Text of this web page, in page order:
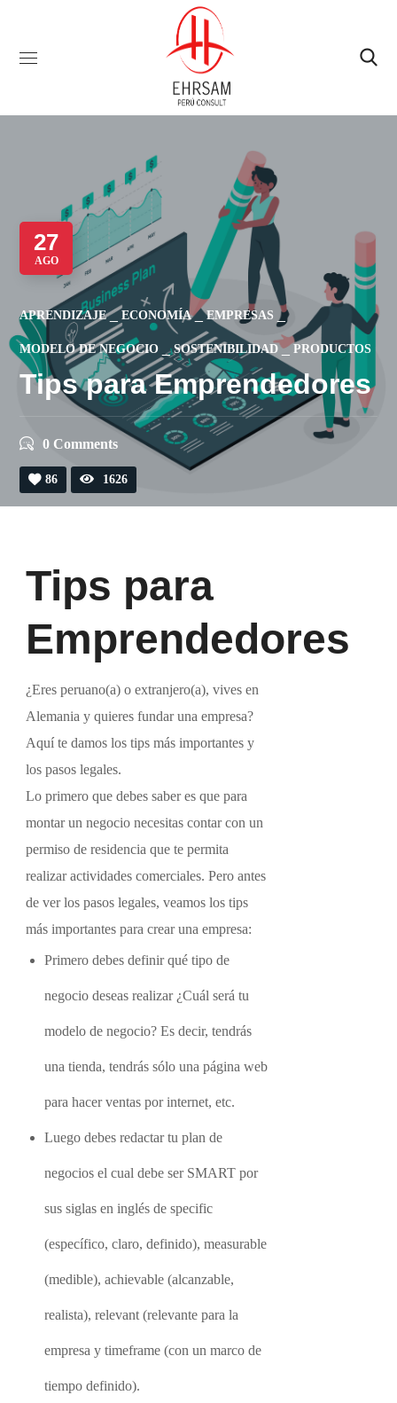
27
AGO
APRENDIZAJE ECONOMÍA EMPRESAS
MODELO DE NEGOCIO SOSTENIBILIDAD PRODUCTOS
Tips para Emprendedores
0 Comments
86 1626
Tips para
Emprendedores
¿Eres peruano(a) o extranjero(a), vives en
Alemania y quieres fundar una empresa?
Aquí te damos los tips más importantes y
los pasos legales.
Lo primero que debes saber es que para
montar un negocio necesitas contar con un
permiso de residencia que te permita
realizar actividades comerciales. Pero antes
de ver los pasos legales, veamos los tips
más importantes para crear una empresa:
Primero debes definir qué tipo de
negocio deseas realizar ¿Cuál será tu
modelo de negocio? Es decir, tendrás
una tienda, tendrás sólo una página web
para hacer ventas por internet, etc.
Luego debes redactar tu plan de
negocios el cual debe ser SMART por
sus siglas en inglés de specific
(específico, claro, definido), measurable
(medible), achievable (alcanzable,
realista), relevant (relevante para la
empresa y timeframe (con un marco de
tiempo definido).